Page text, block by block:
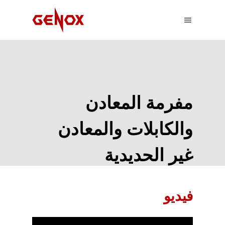
مفرمة المعادن
والكابلات والمعادن
غير الحديدية
مفرمة المعادن والكابلات والمعادن غير الحديديةفيديو